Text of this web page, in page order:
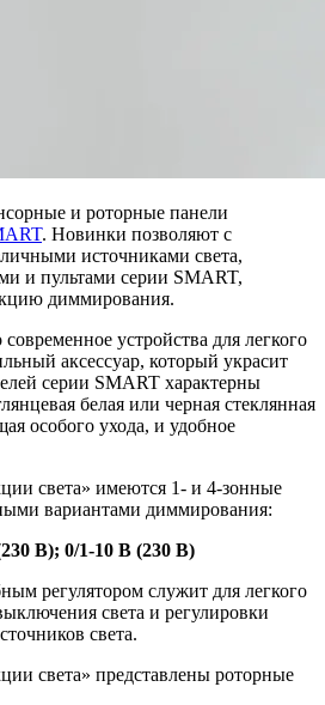
и роторные панели
. Новинки позволяют с
источниками света,
и пультами серии SMART,
диммирования.
современное устройства для легкого
аксессуар, который украсит
серии SMART характерны
белая или черная стеклянная
особого ухода, и удобное
света» имеются 1- и 4-зонные
вариантами диммирования:
В); 0/1-10 В (230 В)
регулятором служит для легкого
света и регулировки
света.
света» представлены роторные